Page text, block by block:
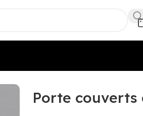
Porte couverts